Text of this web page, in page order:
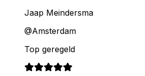
Jaap Meindersma
@Amsterdam
Top geregeld